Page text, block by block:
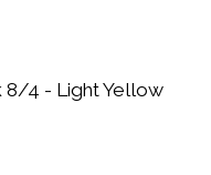
4 - Light Yellow